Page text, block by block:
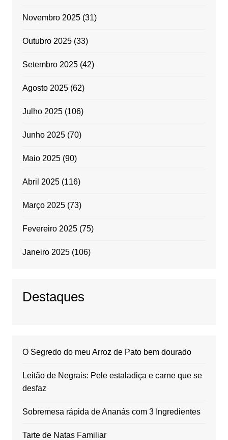
Novembro 2025(31)
Outubro 2025(33)
Setembro 2025(42)
Agosto 2025(62)
Julho 2025(106)
Junho 2025(70)
Maio 2025(90)
Abril 2025(116)
Março 2025(73)
Fevereiro 2025(75)
Janeiro 2025(106)
Destaques
O Segredo do meu Arroz de Pato bem dourado
Leitão de Negrais: Pele estaladiça e carne que se
desfaz
Sobremesa rápida de Ananás com 3 Ingredientes
Tarte de Natas Familiar